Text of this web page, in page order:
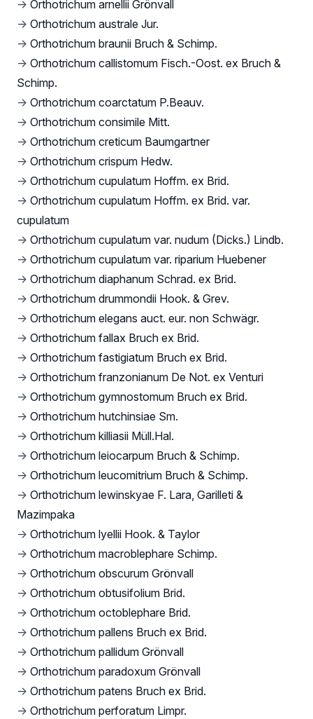
→ Orthotrichum arnellii Grönvall
→ Orthotrichum australe Jur.
→ Orthotrichum braunii Bruch & Schimp.
→ Orthotrichum callistomum Fisch.-Oost. ex Bruch &
Schimp.
→ Orthotrichum coarctatum P.Beauv.
→ Orthotrichum consimile Mitt.
→ Orthotrichum creticum Baumgartner
→ Orthotrichum crispum Hedw.
→ Orthotrichum cupulatum Hoffm. ex Brid.
→ Orthotrichum cupulatum Hoffm. ex Brid. var.
cupulatum
→ Orthotrichum cupulatum var. nudum (Dicks.) Lindb.
→ Orthotrichum cupulatum var. riparium Huebener
→ Orthotrichum diaphanum Schrad. ex Brid.
→ Orthotrichum drummondii Hook. & Grev.
→ Orthotrichum elegans auct. eur. non Schwägr.
→ Orthotrichum fallax Bruch ex Brid.
→ Orthotrichum fastigiatum Bruch ex Brid.
→ Orthotrichum franzonianum De Not. ex Venturi
→ Orthotrichum gymnostomum Bruch ex Brid.
→ Orthotrichum hutchinsiae Sm.
→ Orthotrichum killiasii Müll.Hal.
→ Orthotrichum leiocarpum Bruch & Schimp.
→ Orthotrichum leucomitrium Bruch & Schimp.
→ Orthotrichum lewinskyae F. Lara, Garilleti &
Mazimpaka
→ Orthotrichum lyellii Hook. & Taylor
→ Orthotrichum macroblephare Schimp.
→ Orthotrichum obscurum Grönvall
→ Orthotrichum obtusifolium Brid.
→ Orthotrichum octoblephare Brid.
→ Orthotrichum pallens Bruch ex Brid.
→ Orthotrichum pallidum Grönvall
→ Orthotrichum paradoxum Grönvall
→ Orthotrichum patens Bruch ex Brid.
→ Orthotrichum perforatum Limpr.